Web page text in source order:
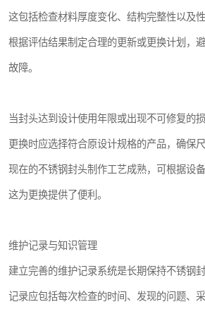
这包括检查材料厚度变化、结构完整性以及性
根据评估结果制定合理的更新或更换计划，
故障。
当封头达到设计使用年限或出现不可修复的
更换时应选择符合原设计规格的产品，确保
现在的不锈钢封头制作工艺成熟，可根据设
这为更换提供了便利。
维护记录与知识管理
建立完善的维护记录系统是长期保持不锈钢
记录应包括每次检查的时间、发现的问题、